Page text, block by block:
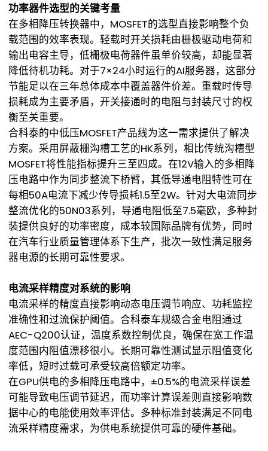
功率器件选型的关键考量
在多相降压转换器中，MOSFET的选型直接影响整个负
载范围的效率表现。轻载时开关损耗由栅极驱动电荷和
输出电容主导，低栅极电荷器件虽单价较高，却能显著
降低待机功耗。对于7×24小时运行的AI服务器，这部分
节能足以在三年总体成本中覆盖器件价差。重载时传导
损耗成为主要矛盾，开关接通时的电阻与封装尺寸的权
衡至关重要。
合科泰的中低压MOSFET产品线为这一需求提供了解决
方案。采用屏蔽栅沟槽工艺的HK系列，相比传统沟槽型
MOSFET将性能指标提升三至四成。在12V输入的多相降
压电路中作为同步整流下桥臂，其低导通电阻特性可在
每相50A电流下减少传导损耗1.5至2W。针对大电流同步
整流优化的50N03系列，导通电阻低至7.5毫欧，多种封
装提供良好的功率密度，成本较国际品牌有优势，同时
在汽车行业质量管理体系下生产，批次一致性满足服务
器电源的长期可靠性要求。
电流采样精度对系统的影响
电流采样的精度直接影响动态电压调节响应、功耗监控
准确性和过流保护阈值。合科泰车规级合金电阻通过
AEC-Q200认证，温度系数控制优良，确保在宽工作温
度范围内阻值漂移很小。长期可靠性测试显示阻值变化
率低，短时过载可承受较高倍额定功率。
在GPU供电的多相降压电路中，±0.5%的电流采样误差
可能导致电压调节延迟，而功率计算误差则直接影响数
据中心的电能使用效率评估。多种标准封装满足不同电
流采样精度需求，为供电系统提供可靠的硬件基础。